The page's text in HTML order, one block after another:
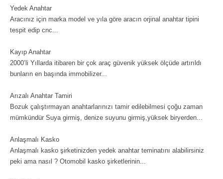
Yedek Anahtar
Aracınız için marka model ve yıla göre aracın orjinal anahtar tipini
tespit edip cnc...
Kayıp Anahtar
2000’li Yıllarda itibaren bir çok araç güvenik yüksek ölçüde artırıldı
bunların en başında immobilizer...
Arızalı Anahtar Tamiri
Bozuk çalıştırmayan anahtarlarınızı tamir edilebilmesi çoğu zaman
mümkündür Suya girmiş, denize suyunu girmiş,yüksek biryerden...
Anlaşmalı Kasko
Anlaşmalı kasko şirketinizden yedek anahtar teminatını alabilirsiniz
peki ama nasıl ? Otomobil kasko şirketlerinin...